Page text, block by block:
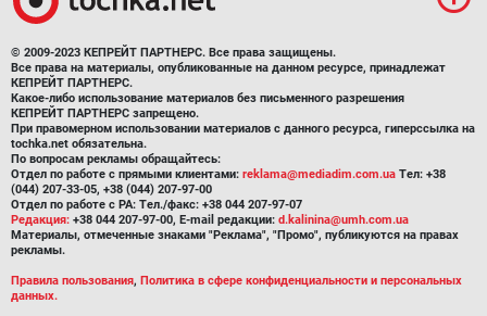
© 2009-2023 КЕПРЕЙТ ПАРТНЕРС. Все права защищены.
Все права на материалы, опубликованные на данном ресурсе, принадлежат
КЕПРЕЙТ ПАРТНЕРС.
Какое-либо использование материалов без письменного разрешения
КЕПРЕЙТ ПАРТНЕРС запрещено.
При правомерном использовании материалов с данного ресурса, гиперссылка на
tochka.net обязательна.
По вопросам рекламы обращайтесь:
Отдел по работе с прямыми клиентами: reklama@mediadim.com.ua Тел: +38
(044) 207-33-05, +38 (044) 207-97-00
Отдел по работе с РА: Тел./факс: +38 044 207-97-07
Редакция: +38 044 207-97-00, E-mail редакции: d.kalinina@umh.com.ua
Материалы, отмеченные знаками "Реклама", "Промо", публикуются на правах
рекламы.
Правила пользования, Политика в сфере конфиденциальности и персональных
данных.